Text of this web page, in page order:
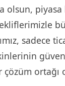
olsun, piyasa
sadece
ortağı